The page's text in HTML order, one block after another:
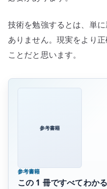
技術を勉強するとは、単
ありません。現実をより
ことだと思います。
参考書籍
参考書籍
この 1 冊ですべてわか